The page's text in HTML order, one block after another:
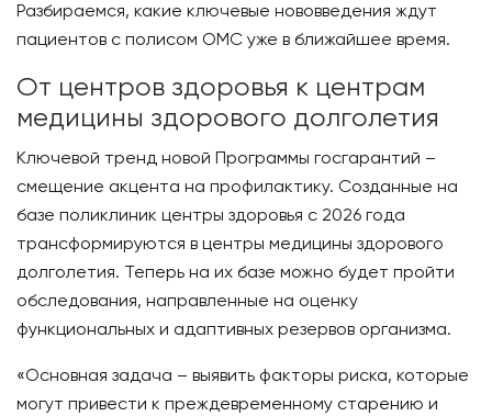
Разбираемся, какие ключевые нововведения ждут
пациентов с полисом ОМС уже в ближайшее время.
От центров здоровья к центрам
медицины здорового долголетия
Ключевой тренд новой Программы госгарантий –
смещение акцента на профилактику. Созданные на
базе поликлиник центры здоровья с 2026 года
трансформируются в центры медицины здорового
долголетия. Теперь на их базе можно будет пройти
обследования, направленные на оценку
функциональных и адаптивных резервов организма.
«Основная задача – выявить факторы риска, которые
могут привести к преждевременному старению и